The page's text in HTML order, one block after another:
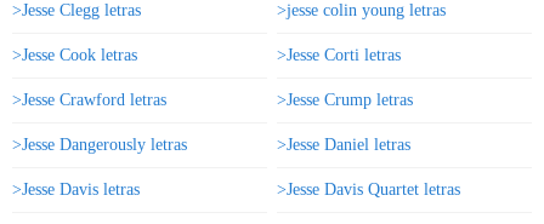
>Jesse Clegg letras >jesse colin young letras
>Jesse Cook letras >Jesse Corti letras
>Jesse Crawford letras >Jesse Crump letras
>Jesse Dangerously letras >Jesse Daniel letras
>Jesse Davis letras >Jesse Davis Quartet letras